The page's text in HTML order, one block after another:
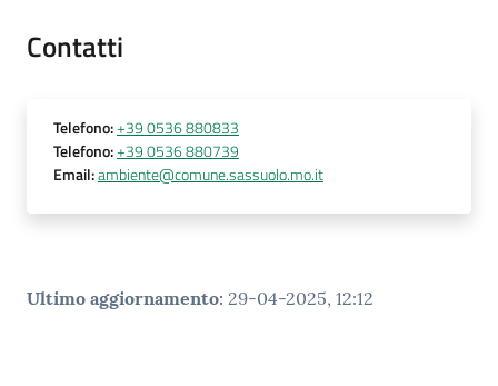
i
s
s
l
Contatti
Telefono:+39 0536 880833
Telefono:+39 0536 880739
Email:ambiente@comune.sassuolo.mo.it
Ultimo aggiornamento: 29-04-2025, 12:12